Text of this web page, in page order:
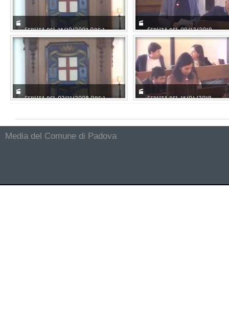
SEDUTA DEL 15/10/2007 ORE:1... SEDUTA DEL 09/12/2019
SEDUTA DEL 03/11/2008 ORE:1... SEDUTA DEL 15/04/2019
Media del Comune di Padova